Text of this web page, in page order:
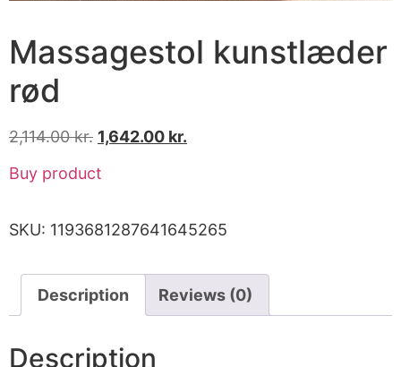
Massagestol kunstlæder
rød
2,114.00kr. 1,642.00 kr.
Buy product
SKU: 1193681287641645265
Description Reviews (0)
Description